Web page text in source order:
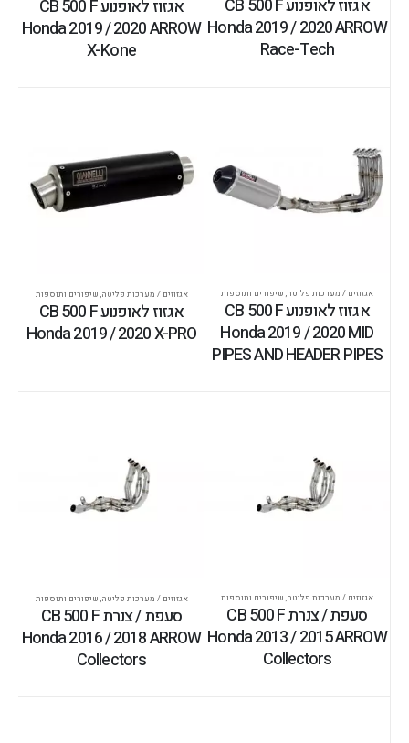
אגזוז לאופנוע CB 500 F
Honda 2019 / 2020 ARROW
Race-Tech
אגזוז לאופנוע CB 500 F
Honda 2019 / 2020 ARROW
X-Kone
אגזוזים / מערכות פליטה, שיפורים ותוספות
אגזוז לאופנוע CB 500 F
Honda 2019 / 2020 MID
PIPES AND HEADER PIPES
אגזוזים / מערכות פליטה, שיפורים ותוספות
אגזוז לאופנוע CB 500 F
Honda 2019 / 2020 X-PRO
אגזוזים / מערכות פליטה, שיפורים ותוספות
סעפת / צנרת CB 500 F
Honda 2013 / 2015 ARROW
Collectors
אגזוזים / מערכות פליטה, שיפורים ותוספות
סעפת / צנרת CB 500 F
Honda 2016 / 2018 ARROW
Collectors